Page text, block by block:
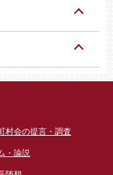
村会の提言・調査
・論説